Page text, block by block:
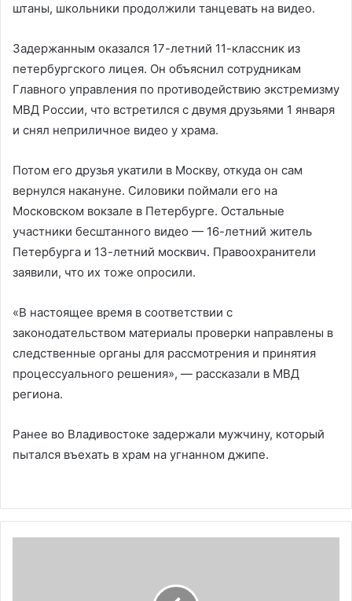
штаны, школьники продолжили танцевать на видео.
Задержанным оказался 17-летний 11-классник из
петербургского лицея. Он объяснил сотрудникам
Главного управления по противодействию экстремизму
МВД России, что встретился с двумя друзьями 1 января
и снял неприличное видео у храма.
Потом его друзья укатили в Москву, откуда он сам
вернулся накануне. Силовики поймали его на
Московском вокзале в Петербурге. Остальные
участники бесштанного видео — 16-летний житель
Петербурга и 13-летний москвич. Правоохранители
заявили, что их тоже опросили.
«В настоящее время в соответствии с
законодательством материалы проверки направлены в
следственные органы для рассмотрения и принятия
процессуального решения», — рассказали в МВД
региона.
Ранее во Владивостоке задержали мужчину, который
пытался въехать в храм на угнанном джипе.